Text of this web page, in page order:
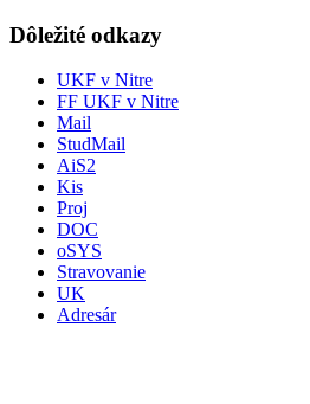
Dôležité odkazy
UKF v Nitre
FF UKF v Nitre
Mail
StudMail
AiS2
Kis
Proj
DOC
oSYS
Stravovanie
UK
Adresár